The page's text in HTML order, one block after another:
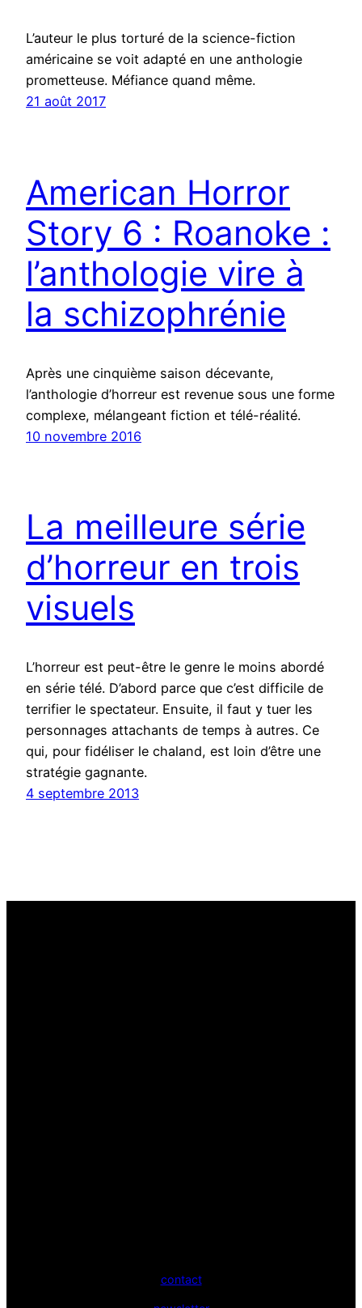
L’auteur le plus torturé de la science-fiction
américaine se voit adapté en une anthologie
prometteuse. Méfiance quand même.
21 août 2017
American Horror
Story 6 : Roanoke :
l’anthologie vire à
la schizophrénie
Après une cinquième saison décevante,
l’anthologie d’horreur est revenue sous une forme
complexe, mélangeant fiction et télé-réalité.
10 novembre 2016
La meilleure série
d’horreur en trois
visuels
L’horreur est peut-être le genre le moins abordé
en série télé. D’abord parce que c’est difficile de
terrifier le spectateur. Ensuite, il faut y tuer les
personnages attachants de temps à autres. Ce
qui, pour fidéliser le chaland, est loin d’être une
stratégie gagnante.
4 septembre 2013
contact